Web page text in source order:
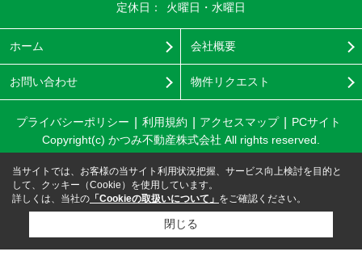
定休日：
火曜日・水曜日
ホーム 会社概要
お問い合わせ 物件リクエスト
プライバシーポリシー 利用規約 アクセスマップ
PCサイト
Copyright(c) かつみ不動産株式会社 All rights reserved.
当サイトでは、お客様の当サイト利用状況把握、サービス向上検討を目的と
して、クッキー（Cookie）を使用しています。
詳しくは、当社の 「Cookieの取扱いについて」 をご確認ください。
閉じる